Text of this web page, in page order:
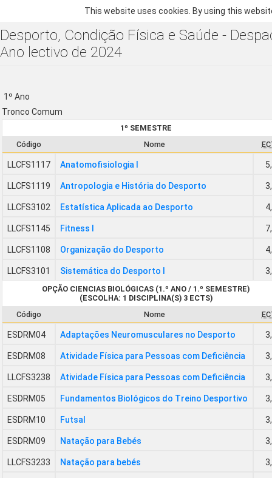
This website uses cookies. By using this
Desporto, Condição Física e Saúde -
Ano lectivo de 2024
1º Ano
Tronco Comum
1º SEMESTRE
Código
Nome
LLCFS1117 Anatomofisiologia I
LLCFS1119 Antropologia e História do Desporto
LLCFS3102 Estatística Aplicada ao Desporto
LLCFS1145 Fitness I
LLCFS1108 Organização do Desporto
LLCFS3101 Sistemática do Desporto I
OPÇÃO CIENCIAS BIOLÓGICAS (1.º ANO / 1.º SEMESTRE)
(ESCOLHA: 1 DISCIPLINA(S) 3 ECTS)
Código
Nome
ESDRM04 Adaptações Neuromusculares no Desporto
ESDRM08 Atividade Física para Pessoas com Deficiência
LLCFS3238 Atividade Física para Pessoas com Deficiência
ESDRM05 Fundamentos Biológicos do Treino Desportivo
ESDRM10 Futsal
ESDRM09 Natação para Bebés
LLCFS3233 Natação para bebés